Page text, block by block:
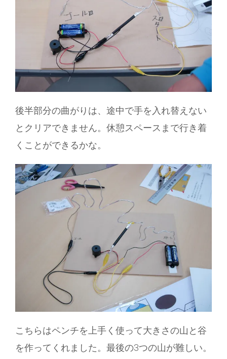
後半部分の曲がりは、途中で手を入れ替えない
とクリアできません。休憩スペースまで行き着
くことができるかな。
こちらはペンチを上手く使って大きさの山と谷
を作ってくれました。最後の3つの山が難しい。